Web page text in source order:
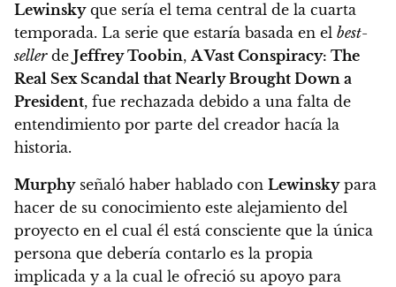
Lewinskyque sería el tema central de la cuarta
temporada. La serie que estaría basada en el best-
sellerde Jeffrey Toobin,A Vast Conspiracy: The
Real Sex Scandal that Nearly Brought Down a
President, fue rechazada debido a una falta de
entendimiento por parte del creador hacía la
historia.
Murphyseñaló haber hablado con Lewinskypara
hacer de su conocimiento este alejamiento del
proyecto en el cual él está consciente que la única
persona que debería contarlo es la propia
implicada y a la cual le ofreció su apoyo para